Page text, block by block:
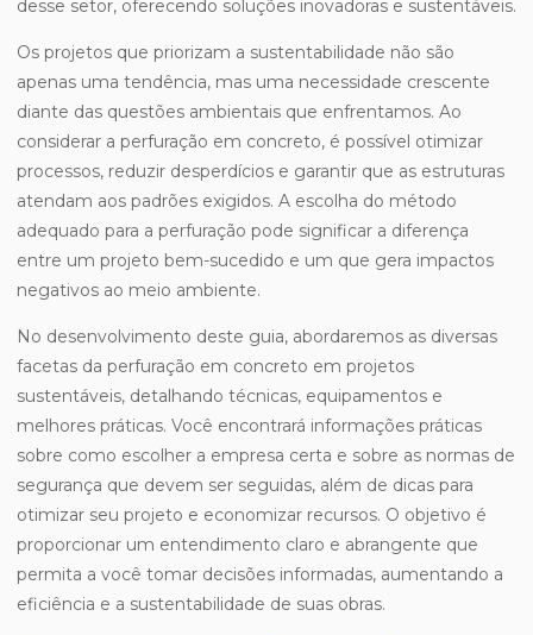
desse setor, oferecendo soluções inovadoras e sustentáveis.
Os projetos que priorizam a sustentabilidade não são
apenas uma tendência, mas uma necessidade crescente
diante das questões ambientais que enfrentamos. Ao
considerar a perfuração em concreto, é possível otimizar
processos, reduzir desperdícios e garantir que as estruturas
atendam aos padrões exigidos. A escolha do método
adequado para a perfuração pode significar a diferença
entre um projeto bem-sucedido e um que gera impactos
negativos ao meio ambiente.
No desenvolvimento deste guia, abordaremos as diversas
facetas da perfuração em concreto em projetos
sustentáveis, detalhando técnicas, equipamentos e
melhores práticas. Você encontrará informações práticas
sobre como escolher a empresa certa e sobre as normas de
segurança que devem ser seguidas, além de dicas para
otimizar seu projeto e economizar recursos. O objetivo é
proporcionar um entendimento claro e abrangente que
permita a você tomar decisões informadas, aumentando a
eficiência e a sustentabilidade de suas obras.